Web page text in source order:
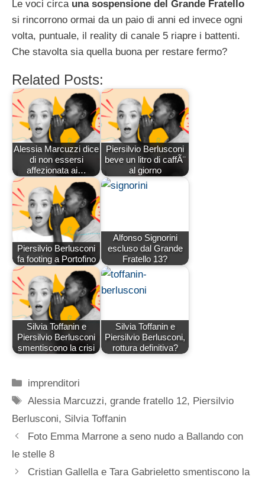
Le voci circauna sospensione del Grande Fratello
si rincorrono ormai da un paio di anni ed invece ogni
volta, puntuale, il reality di canale 5 riapre i battenti.
Che stavolta sia quella buona per restare fermo?
Related Posts:
Alessia Marcuzzi dice
di non essersi
affezionata ai…
Piersilvio Berlusconi
beve un litro di caffÃ¨
al giorno
Piersilvio Berlusconi
fa footing a Portofino
Alfonso Signorini
escluso dal Grande
Fratello 13?
Silvia Toffanin e
Piersilvio Berlusconi
smentiscono la crisi
Silvia Toffanin e
Piersilvio Berlusconi,
rottura definitiva?
Categorie
imprenditori
Tag
Alessia Marcuzzi,grande fratello 12, Piersilvio
Berlusconi, Silvia Toffanin
Foto Emma Marrone a seno nudo a Ballando con
le stelle 8
Cristian Gallella e Tara Gabrieletto smentiscono la